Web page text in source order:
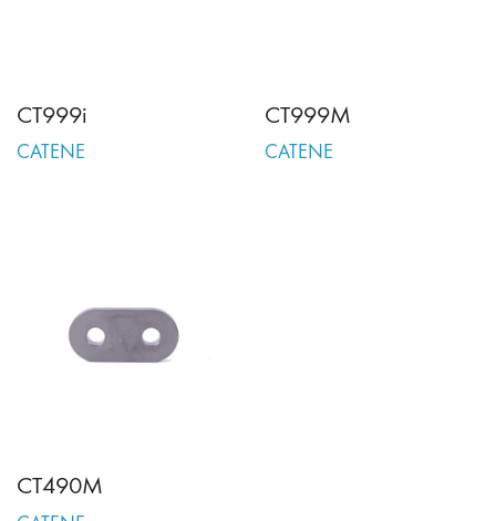
CT999i
CATENE
CT999M
CATENE
CT490M